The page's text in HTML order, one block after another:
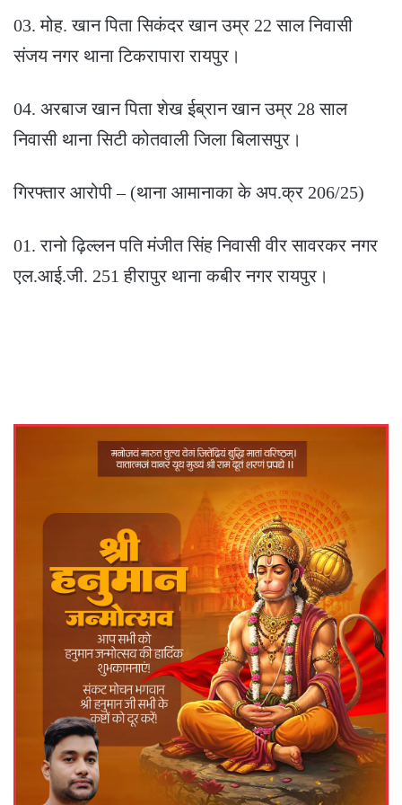
03. मोह. खान पिता सिकंदर खान उम्र 22 साल निवासी
संजय नगर थाना टिकरापारा रायपुर।
04. अरबाज खान पिता शेख ईब्रान खान उम्र 28 साल
निवासी थाना सिटी कोतवाली जिला बिलासपुर।
गिरफ्तार आरोपी – (थाना आमानाका के अप.क्र 206/25)
01. रानो ढ़िल्लन पति मंजीत सिंह निवासी वीर सावरकर नगर
एल.आई.जी. 251 हीरापुर थाना कबीर नगर रायपुर।